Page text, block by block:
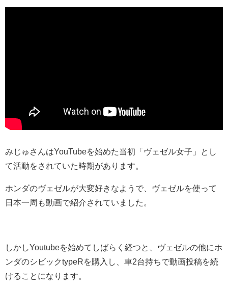
みじゅさんはYouTubeを始めた当初「ヴェゼル女子」とし
て活動をされていた時期があります。
ホンダのヴェゼルが大変好きなようで、ヴェゼルを使って
日本一周も動画で紹介されていました。
しかしYoutubeを始めてしばらく経つと、ヴェゼルの他にホ
ンダのシビックtypeRを購入し、車2台持ちで動画投稿を続
けることになります。